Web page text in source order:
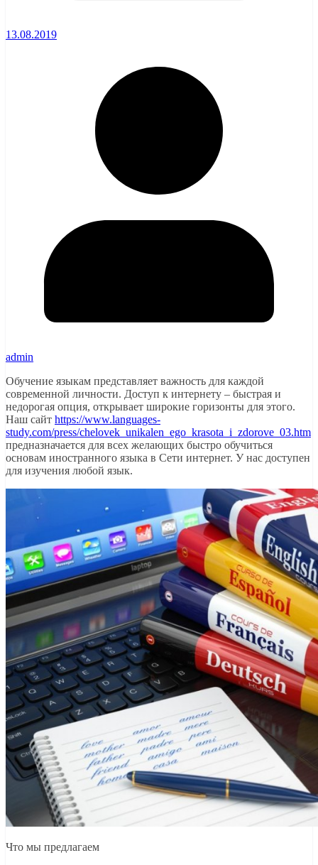
13.08.2019
admin
Обучение языкам представляет важность для каждой
современной личности. Доступ к интернету – быстрая и
недорогая опция, открывает широкие горизонты для этого.
Наш сайт https://www.languages-
study.com/press/chelovek_unikalen_ego_krasota_i_zdorove_03.htm
предназначается для всех желающих быстро обучиться
основам иностранного языка в Сети интернет. У нас доступен
для изучения любой язык.
Что мы предлагаем